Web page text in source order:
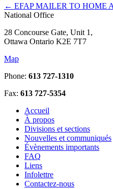
← EFAP MAILER TO HOME
National Office
28 Concourse Gate, Unit 1,
Ottawa Ontario K2E 7T7
Map
Phone: 613 727-1310
Fax: 613 727-5354
Accueil
À propos
Divisions et sections
Nouvelles et communiqués
Évènements importants
FAQ
Liens
Infolettre
Contactez-nous